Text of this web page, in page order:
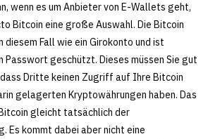
wenn es um Anbieter von E-Wallets geht,
Bitcoin eine große Auswahl. Die Bitcoin
Fall wie ein Girokonto und ist
Passwort geschützt. Dieses müssen Sie gut
Dritte keinen Zugriff auf Ihre Bitcoin
gelagerten Kryptowährungen haben. Das
gleicht tatsächlich der
Es kommt dabei aber nicht eine